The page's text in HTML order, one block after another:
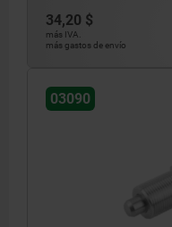
34,20 $
más IVA.
más gastos de envío
03090